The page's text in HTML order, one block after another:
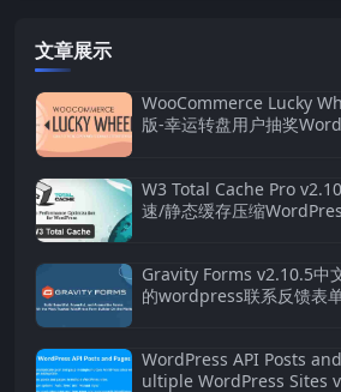
文章展示
WooCommerce Lucky
版-幸运转盘用户抽奖
W3 Total Cache Pro
速/静态缓存压缩
Gravity Forms v2.10.5中
的wordpress联系反馈表
WordPress API Posts
ultiple WordPress Sites